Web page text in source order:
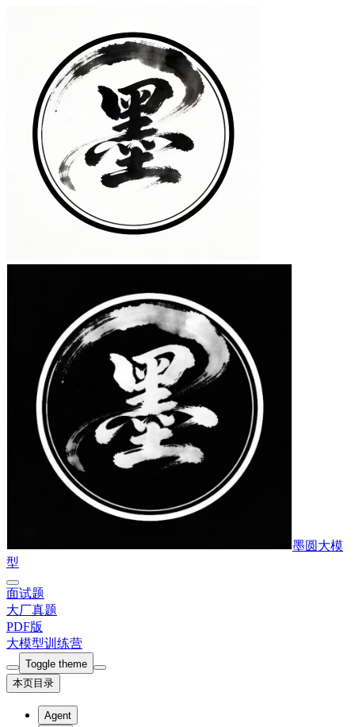
墨圆大模
型
面试题
大厂真题
PDF版
大模型训练营
Toggle theme
本页目录
Agent